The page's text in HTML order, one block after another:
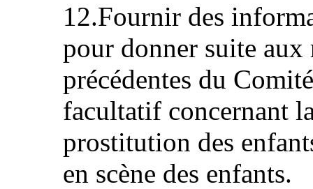
12.Fournir des
pour donner suite aux
précédentes du
facultatif concernant
prostitution des
en scène des enfants.